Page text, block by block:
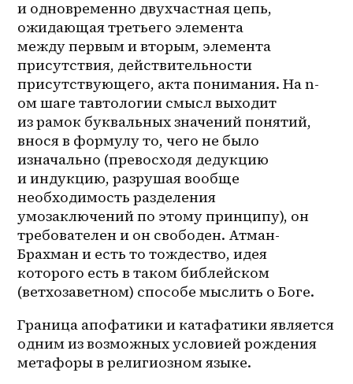
и одновременно двухчастная цепь,
ожидающая третьего элемента
между первым и вторым, элемента
присутствия, действительности
присутствующего, акта понимания. На n-
ом шаге тавтологии смысл выходит
из рамок буквальных значений понятий,
внося в формулу то, чего не было
изначально (превосходя дедукцию
и индукцию, разрушая вообще
необходимость разделения
умозаключений по этому принципу), он
требователен и он свободен. Атман-
Брахман и есть то тождество, идея
которого есть в таком библейском
(ветхозаветном) способе мыслить о Боге.
Граница апофатики и катафатики является
одним из возможных условией рождения
метафоры в религиозном языке.